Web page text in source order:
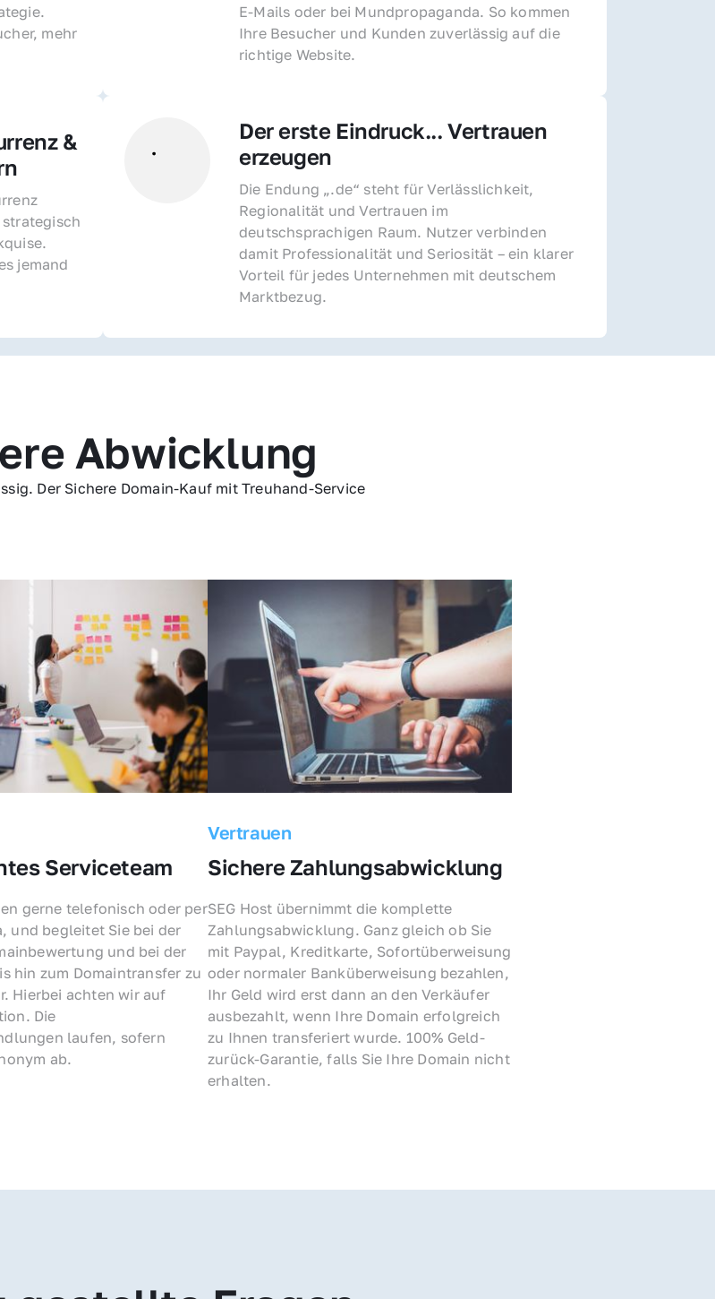
mehr
E-Mails oder bei Mundpropaganda. So kommen
Ihre Besucher und Kunden zuverlässig auf die
richtige Website.
&
jemand
Der erste Eindruck... Vertrauen
erzeugen
Die Endung „.de“ steht für Verlässlichkeit,
Regionalität und Vertrauen im
deutschsprachigen Raum. Nutzer verbinden
damit Professionalität und Seriosität – ein klarer
Vorteil für jedes Unternehmen mit deutschem
Marktbezug.
Abwicklung
Der Sichere Domain-Kauf mit Treuhand-Service
Serviceteam
gerne telefonisch oder per
und begleitet Sie bei der
und bei der
hin zum Domaintransfer zu
Hierbei achten wir auf
Die
laufen, sofern
ab.
Vertrauen
Sichere Zahlungsabwicklung
SEG Host übernimmt die komplette
Zahlungsabwicklung. Ganz gleich ob Sie
mit Paypal, Kreditkarte, Sofortüberweisung
oder normaler Banküberweisung bezahlen,
Ihr Geld wird erst dann an den Verkäufer
ausbezahlt, wenn Ihre Domain erfolgreich
zu Ihnen transferiert wurde. 100% Geld-
zurück-Garantie, falls Sie Ihre Domain nicht
erhalten.